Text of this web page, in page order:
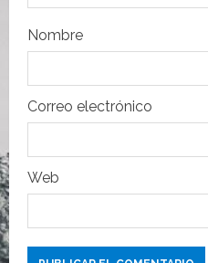
r
a
d
a
s
Nombre
Correo electrónico
Web